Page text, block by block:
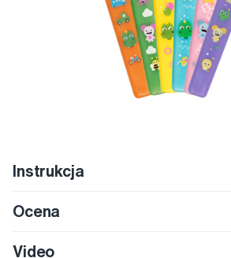
Instrukcja
Ocena
Video